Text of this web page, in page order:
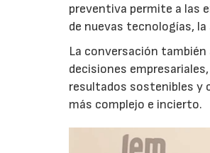
preventiva permite a las
de nuevas tecnologías,
La conversación
decisiones
resultados sostenibles y
más complejo e incierto.